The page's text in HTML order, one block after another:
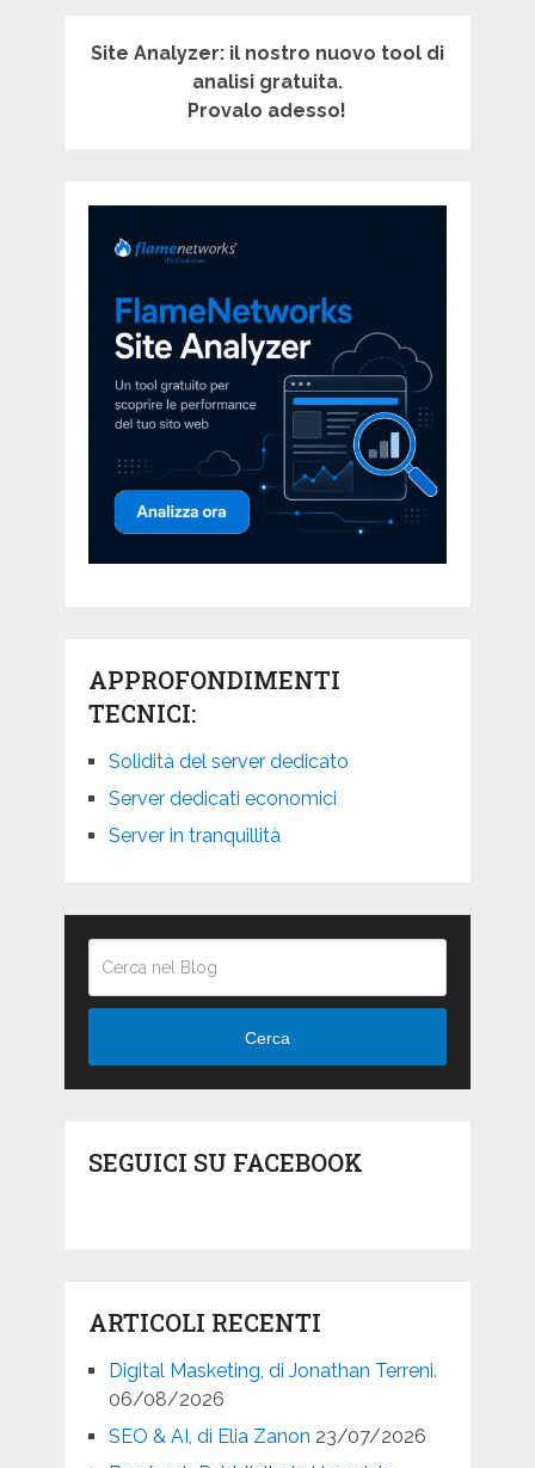
Site Analyzer: il nostro nuovo tool di
analisi gratuita.
Provalo adesso!
APPROFONDIMENTI
TECNICI:
Solidità del server dedicato
Server dedicati economici
Server in tranquillità
Cerca
SEGUICI SU FACEBOOK
ARTICOLI RECENTI
Digital Masketing, di Jonathan Terreni.
06/08/2026
SEO & AI, di Elia Zanon 23/07/2026